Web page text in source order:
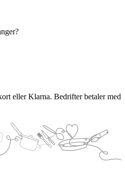
eller Klarna. Bedrifter betaler med